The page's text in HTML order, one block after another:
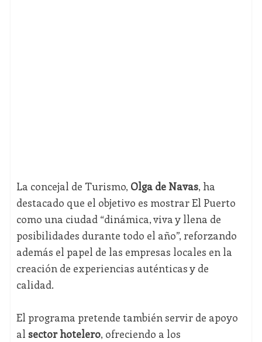
La concejal de Turismo, Olga de Navas, ha
destacado que el objetivo es mostrar El Puerto
como una ciudad “dinámica, viva y llena de
posibilidades durante todo el año”, reforzando
además el papel de las empresas locales en la
creación de experiencias auténticas y de
calidad.
El programa pretende también servir de apoyo
al sector hotelero, ofreciendo a los